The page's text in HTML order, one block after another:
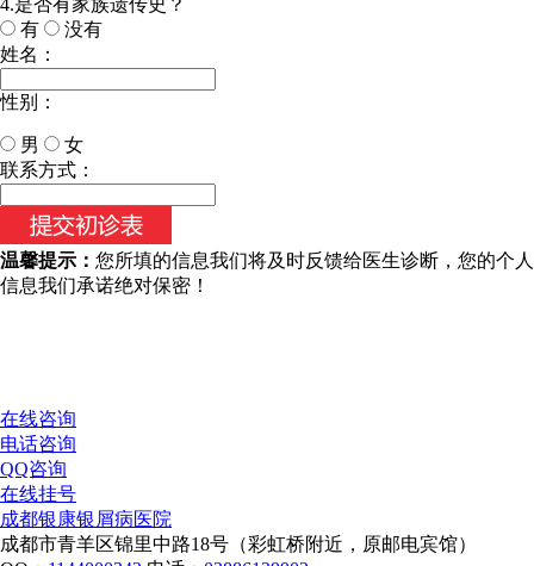
4.是否有家族遗传史？
有
没有
姓名：
性别：
男
女
今天日期：
联系方式：
温馨提示： 您所填的信息我们将及时反馈给医生诊断，您的个人
信息我们承诺绝对保密！
在线咨询
电话咨询
QQ咨询
在线挂号
成都银康银屑病医院
成都市青羊区锦里中路18号（彩虹桥附近，原邮电宾馆）